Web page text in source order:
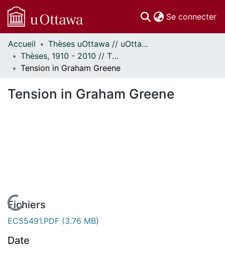
Se connecter
Communautés
et collections
Parcourir
À propos
Accueil
Thèses uOttawa // uOttawa Theses
Thèses, 1910 - 2010 // Theses, 1910 - 2010
Tension in Graham Greene
Tension in Graham Greene
En cours de chargement...
Fichiers
EC55491.PDF (3.76 MB)
Date